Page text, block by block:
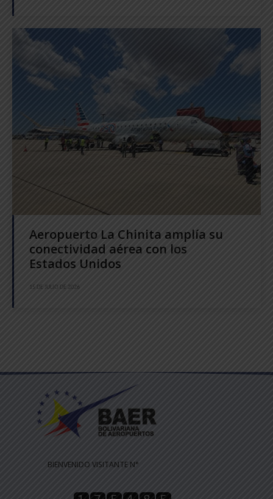
Aeropuerto La Chinita amplía su
conectividad aérea con los
Estados Unidos
15 DE JULIO DE 2026
BIENVENIDO VISITANTE N°